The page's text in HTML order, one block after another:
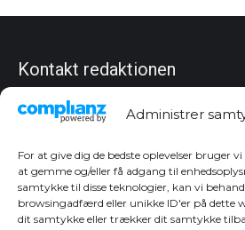
Administrer
For at give dig de bedste oplevelser bruger
at gemme og/eller få adgang til
samtykke til disse teknologier, kan vi
browsingadfærd eller unikke ID'er på dette
dit samtykke eller trækker dit samtykke
Kontakt redaktionen
Chefredaktør
Christian Dan Jensen
cj@sydfynskemedia.dk
Annoncer
Dorte Hansen
Tlf. 24 92 62 77
dh@sydfynskemedia.dk